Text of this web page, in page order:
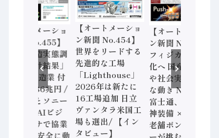
【オートメーショ
ン新聞 No.455】
「経済構造実態調
査二次集計結果」
2024年製造業 付
加価値額86兆円 /
三菱電機とソニー
セミコン AIビジ
ョンセンサで協業
/ IDEC、安全に動
【オートメーショ
ン新聞 No.454】
世界をリードする
先進的な工場
「Lighthouse」
2026年は新たに
16工場追加 日立
ヴァンタラ米国工
場も選出/ 【イン
タビュー】
【オートメーショ
ン新聞 No.453】
フィジカルAI本格
化へ 国産AI開発
や社会実装に活発
な動き Noetra、
富士通、日立 / 兵
神装備 × HMS、
老舗ポンプメーカ